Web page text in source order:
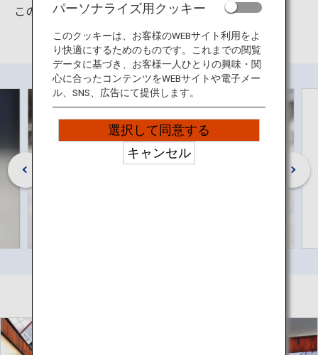
この有名な秋田犬に是非会いにきてください。
パーソナライズ用クッキー
このクッキーは、お客様のWEBサイト利用をよ
り快適にするためのものです。これまでの閲覧
データに基づき、お客様一人ひとりの興味・関
心に合ったコンテンツをWEBサイトや電子メー
ル、SNS、広告にて提供します。
選択して同意する
キャンセル